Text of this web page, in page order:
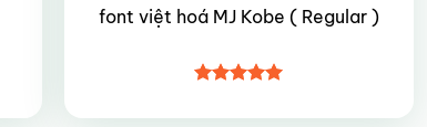
font việt hoá MJ Kobe ( Regular )
hạng4.95